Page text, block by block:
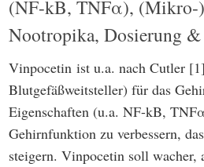
(NF-kB, TNFα), (Mikro-)
Nootropika, Dosierung
Vinpocetin ist u.a. nach Cutler
Blutgefäßweitsteller) für das
Eigenschaften (u.a. NF-kB,
Gehirnfunktion zu verbessern,
steigern. Vinpocetin soll wacher,